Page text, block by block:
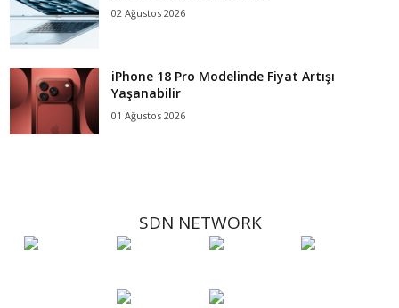
02 Ağustos 2026
iPhone 18 Pro Modelinde Fiyat Artışı
Yaşanabilir
01 Ağustos 2026
SDN NETWORK